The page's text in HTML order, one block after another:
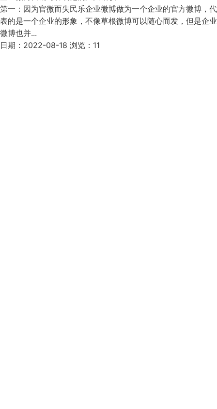
第一：因为官微而失民乐企业微博做为一个企业的官方微博，代
表的是一个企业的形象，不像草根微博可以随心而发，但是企业
微博也并...
日期：2022-08-18 浏览：11